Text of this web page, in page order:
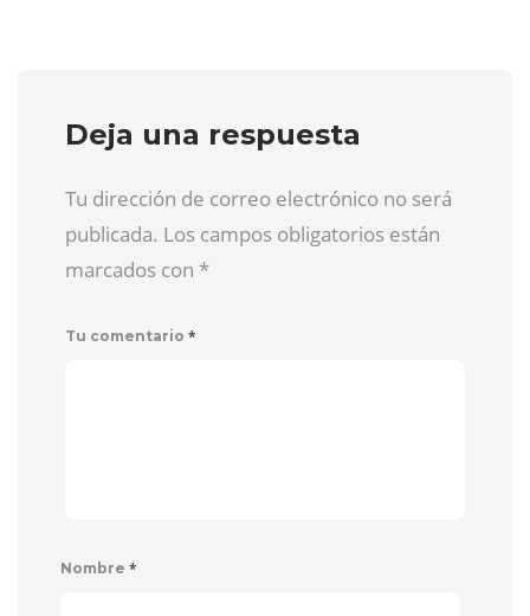
Deja una respuesta
Tu dirección de correo electrónico no será
publicada. Los campos obligatorios están
marcados con *
Tu comentario *
Nombre *